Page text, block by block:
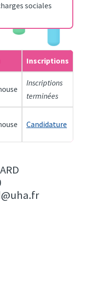
sociales
Inscriptions
Inscriptions
terminées
Candidature